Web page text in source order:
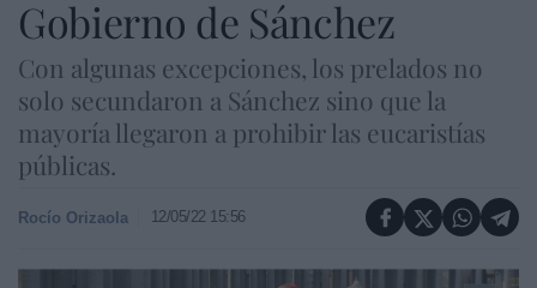
Gobierno de Sánchez
Con algunas excepciones, los prelados no
solo secundaron a Sánchez sino que la
mayoría llegaron a prohibir las eucaristías
públicas.
Rocío Orizaola 12/05/22 15:56